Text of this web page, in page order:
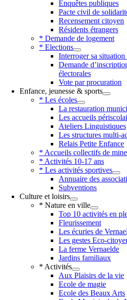
Enquêtes publiques
Pacte civil de
Recensement citoyen
Résidents étrangers
* Demande de logement
* Elections
Interroger sa
Demande
électorales
Vote par procuration
Enfance, jeunesse & sports
* Les écoles
La restauration
Les accueils
Ateliers Linguistiques
Les structures multi-
Relais Petite Enfance
* Accueils collectifs de
* Activités 10-17 ans
* Les activités sportives
Annuaire des
Subventions
Culture et loisirs
* Nature en ville
Top 10 activités en
Fleurissement
Les écuries de
Les gestes Eco-
La ferme Vernaelde
Jardins familiaux
* Activités
Aux Plaisirs de la vie
Ecole de magie
Ecole des Beaux Arts